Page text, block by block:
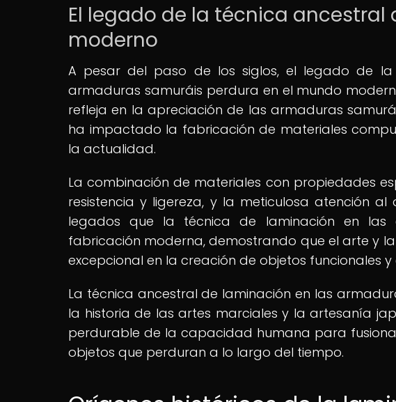
El legado de la técnica
moderno
A pesar del paso de los siglos, el legado de
armaduras samuráis perdura en el mundo
refleja en la apreciación de las armaduras
ha impactado la fabricación de materiales
la actualidad.
La combinación de materiales con propiedades
resistencia y ligereza, y la meticulosa atención
legados que la técnica de laminación en
fabricación moderna, demostrando que el arte y
excepcional en la creación de objetos funcionales
La técnica ancestral de laminación en las
la historia de las artes marciales y la artesanía
perdurable de la capacidad humana para
objetos que perduran a lo largo del tiempo.